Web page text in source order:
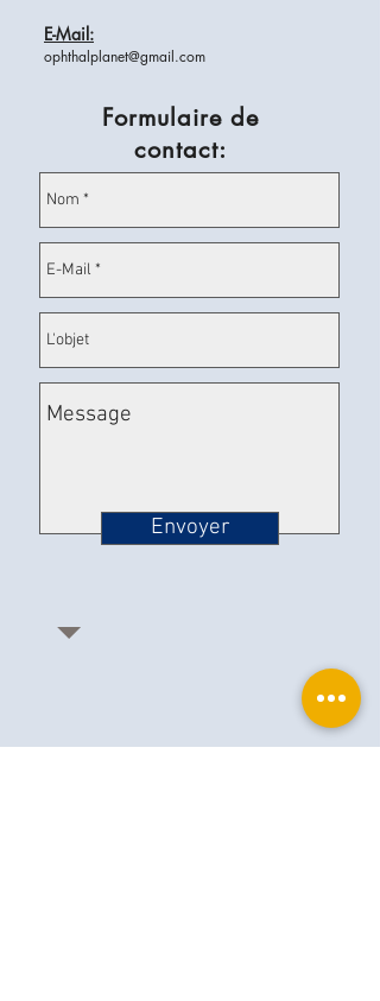
E-Mail:
ophthalplanet@gmail.com
Formulaire de
contact:
Envoyer